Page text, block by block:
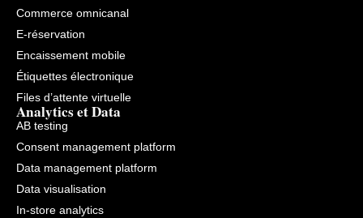
Commerce omnicanal
E-réservation
Encaissement mobile
Étiquettes électronique
Files d’attente virtuelle
Analytics et Data
AB testing
Consent management platform
Data management platform
Data visualisation
In-store analytics